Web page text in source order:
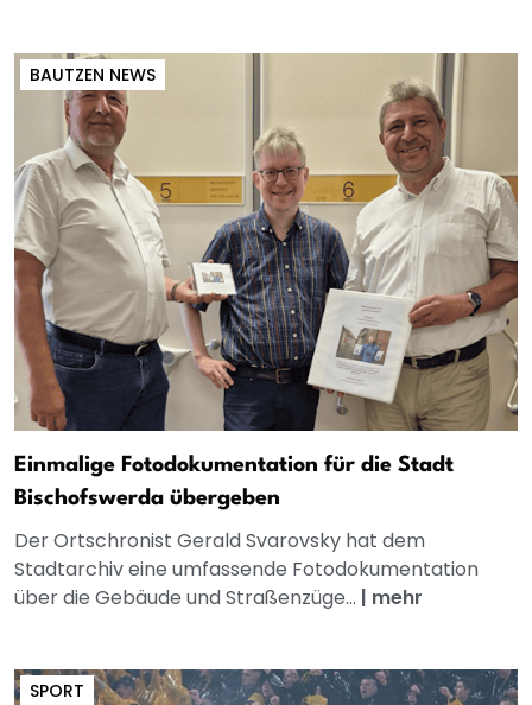
BAUTZEN NEWS
Einmalige Fotodokumentation für die Stadt
Bischofswerda übergeben
Der Ortschronist Gerald Svarovsky hat dem
Stadtarchiv eine umfassende Fotodokumentation
über die Gebäude und Straßenzüge... | mehr
SPORT